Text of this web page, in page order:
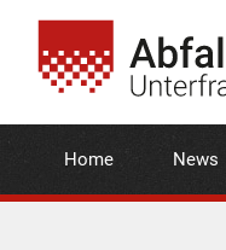
Home News